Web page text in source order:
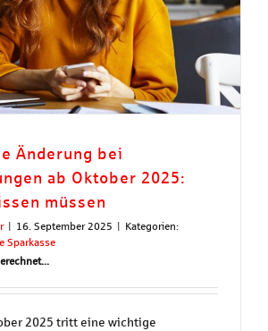
Änderung bei
ab Oktober 2025:
müssen
| 16. September 2025 | Kategorien:
Sparkasse
2025 tritt eine wichtige